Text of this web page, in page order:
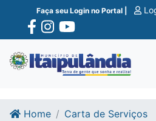
Ir para o conte�do
Ir para o fim do conte�do
Faça seu Login no Portal |
Home
Carta de Serviços